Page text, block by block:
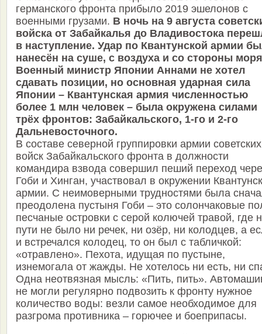
германского фронта прибыло 2019 эшелонов с
военными грузами. В ночь на 9 августа
войска от Забайкалья до Владивостока
в наступление. Удар по Квантунской армии
нанесён на суше, с воздуха и со стороны
Военный министр Японии Аннами не хотел
сдавать позиции, но основная ударная сила
Японии – Квантунская армия численностью
более 1 млн человек – была окружена силами
трёх фронтов: Забайкальского, 1-го и 2-го
Дальневосточного.
В составе северной группировки армии советских
войск Забайкальского фронта в должности
командира взвода совершил пеший переход
Гоби и Хинган, участвовал в окружении
армии. С неимоверными трудностями была
преодолена пустыня Гоби – это солончаковые
песчаные островки с серой колючей травой, где
пути не было ни речек, ни озёр, ни колодцев, а
и встречался колодец, то он был с табличкой:
«отравлено». Пехота, идущая по пустыне,
изнемогала от жажды. Не хотелось ни есть, ни
Одна неотвязная мысль: «Пить, пить».
не могли регулярно подвозить к фронту нужное
количество воды: везли самое необходимое для
разгрома противника – горючее и боеприпасы.